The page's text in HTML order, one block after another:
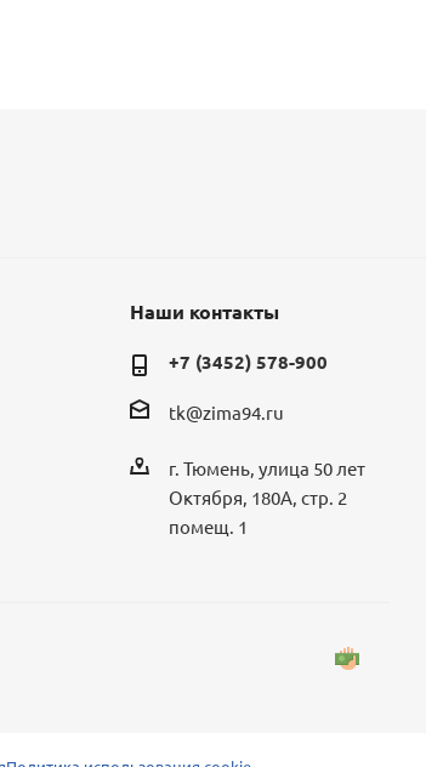
Наши контакты
+7 (3452) 578-900
tk@zima94.ru
г. Тюмень, улица 50 лет
Октября, 180А, стр. 2
помещ. 1